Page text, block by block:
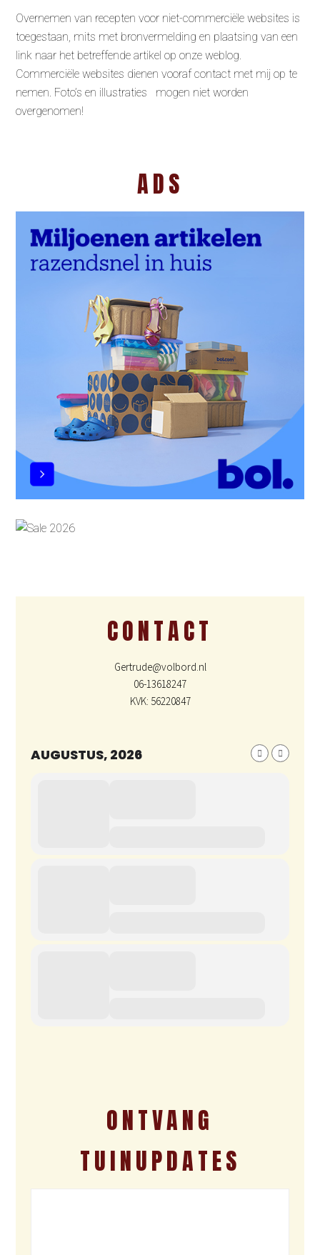
Overnemen van recepten voor niet-commerciële websites is
toegestaan, mits met bronvermelding en plaatsing van een
link naar het betreffende artikel op onze weblog.
Commerciële websites dienen vooraf contact met mij op te
nemen. Foto’s en illustraties mogen niet worden
overgenomen!
ADS
CONTACT
Gertrude@volbord.nl
06-13618247
KVK: 56220847
AUGUSTUS, 2026
ONTVANG
TUINUPDATES